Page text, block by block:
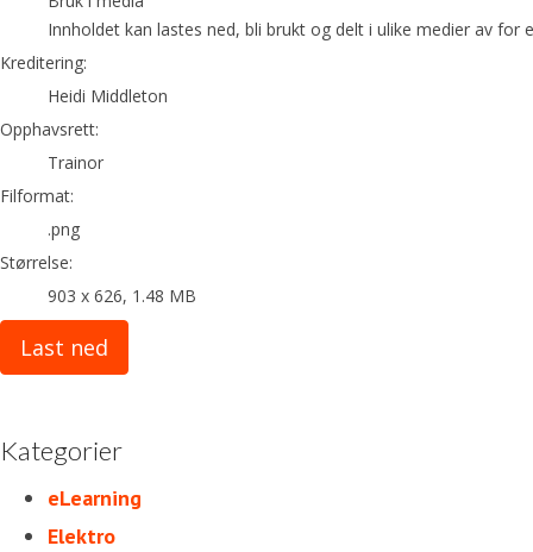
Innholdet kan lastes ned, bli brukt og delt i ulike medier av
Kreditering:
Heidi Middleton
Opphavsrett:
Trainor
Filformat:
.png
Størrelse:
903 x 626, 1.48 MB
Last ned
Kategorier
eLearning
Elektro